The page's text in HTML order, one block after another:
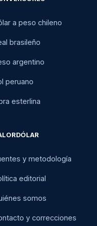
$702,70
a peso chileno
brasileño
argentino
peruano
esterlina
y metodología
editorial
somos
y correcciones